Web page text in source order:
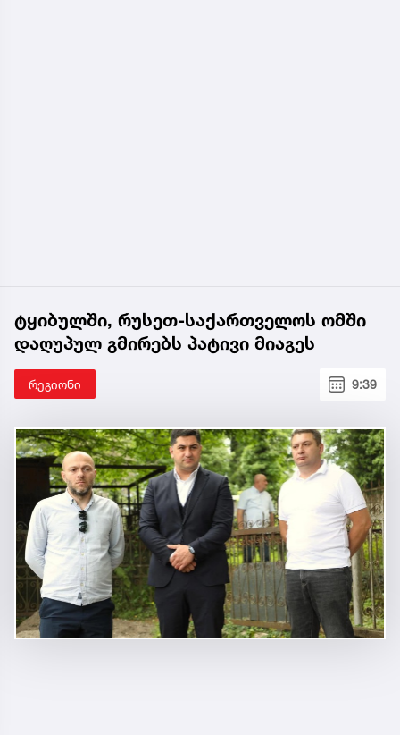
ტყიბულში, რუსეთ-საქართველოს ომში
დაღუპულ გმირებს პატივი მიაგეს
რეგიონი 9:39